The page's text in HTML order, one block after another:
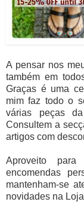
A pensar nos
também em
Graças é uma
mim faz todo o
várias peças
Consultem a
artigos com
Aproveito
encomendas
mantenham-se
novidades na